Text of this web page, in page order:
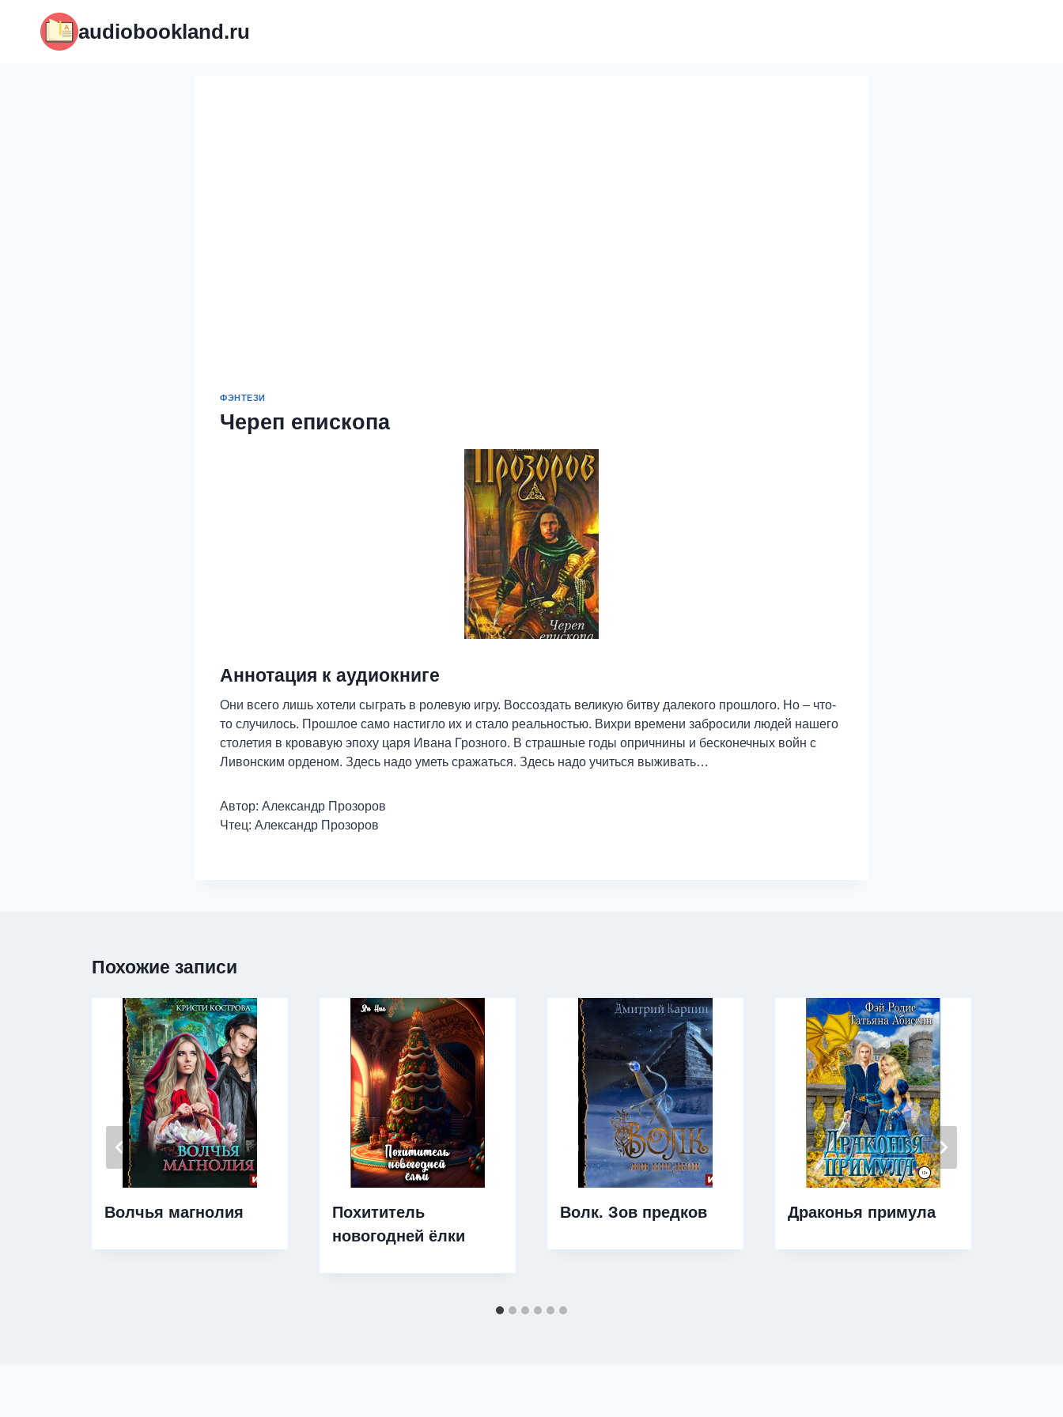
содержимому
audiobookland.ru
ФЭНТЕЗИ
Череп епископа
Аннотация к аудиокниге
Они всего лишь хотели сыграть в ролевую игру. Воссоздать великую битву далекого прошлого. Но – что-
то случилось. Прошлое само настигло их и стало реальностью. Вихри времени забросили людей нашего
столетия в кровавую эпоху царя Ивана Грозного. В страшные годы опричнины и бесконечных войн с
Ливонским орденом. Здесь надо уметь сражаться. Здесь надо учиться выживать…
Автор: Александр Прозоров
Чтец: Александр Прозоров
Похожие записи
Волчья магнолия
Похититель
новогодней ёлки
Волк. Зов предков Драконья примула